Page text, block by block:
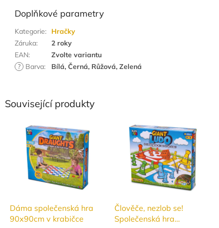
Související produkty
Dáma společenská hra
90x90cm v krabičce
Člověče, nezlob se!
Společenská hra
Doplňkové parametry
Kategorie:
Hračky
Záruka:
2 roky
EAN:
Zvolte variantu
?
Barva: Bílá, Černá, Růžová, Zelená